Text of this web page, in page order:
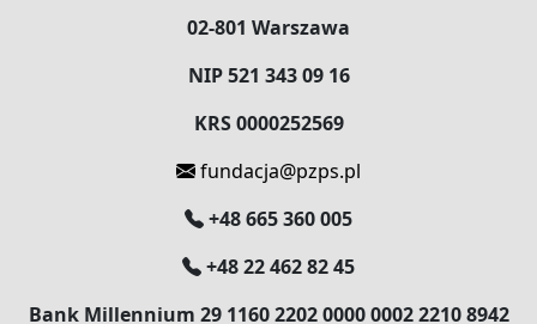
02-801 Warszawa
NIP 521 343 09 16
KRS 0000252569
fundacja@pzps.pl
+48 665 360 005
+48 22 462 82 45
Bank Millennium 29 1160 2202 0000 0002 2210 8942